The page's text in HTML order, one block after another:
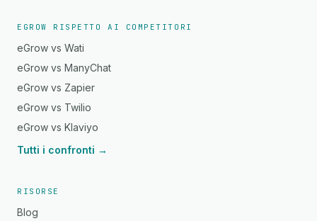
EGROW RISPETTO AI COMPETITORI
eGrow vs Wati
eGrow vs ManyChat
eGrow vs Zapier
eGrow vs Twilio
eGrow vs Klaviyo
Tutti i confronti →
RISORSE
Blog